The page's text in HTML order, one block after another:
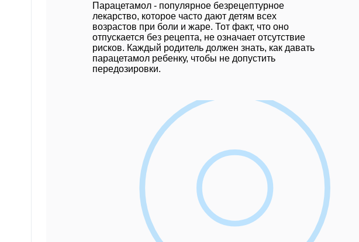
Парацетамол - популярное безрецептурное
лекарство, которое часто дают детям всех
возрастов при боли и жаре. Тот факт, что оно
отпускается без рецепта, не означает отсутствие
рисков. Каждый родитель должен знать, как давать
парацетамол ребенку, чтобы не допустить
передозировки.